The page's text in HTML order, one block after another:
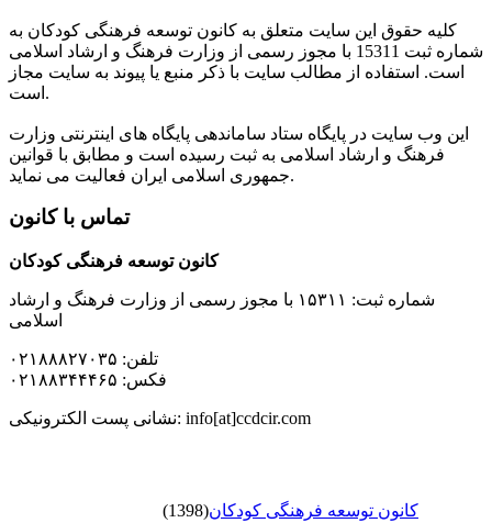
کلیه حقوق این سایت متعلق به کانون توسعه فرهنگی کودکان به
شماره ثبت 15311 با مجوز رسمی از وزارت فرهنگ و ارشاد اسلامی
است. استفاده از مطالب سایت با ذکر منبع یا پیوند به سایت مجاز
است.
این وب سایت در پایگاه ستاد ساماندهی پایگاه های اینترنتی وزارت
فرهنگ و ارشاد اسلامی به ثبت رسیده است و مطابق با قوانین
جمهوری اسلامی ایران فعالیت می نماید.
تماس با کانون
کانون توسعه فرهنگی کودکان
شماره ثبت: ۱۵۳۱۱ با مجوز رسمی از وزارت فرهنگ و ارشاد
اسلامی
تلفن: ۰۲۱۸۸۸۲۷۰۳۵
فکس: ۰۲۱۸۸۳۴۴۴۶۵
نشانی پست الکترونیکی: info[at]ccdcir.com
کانون توسعه فرهنگی کودکان(1398)